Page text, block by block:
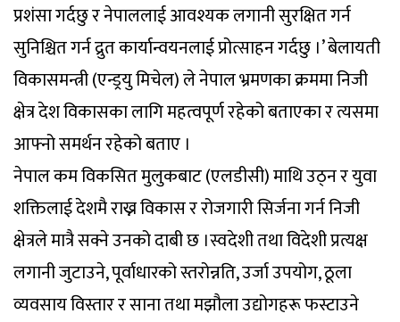
प्रशंसा गर्दछु र नेपाललाई आवश्यक लगानी सुरक्षित गर्न
सुनिश्चित गर्न द्रुत कार्यान्वयनलाई प्रोत्साहन गर्दछु ।’ बेलायती
विकासमन्त्री (एन्ड्रयु मिचेल) ले नेपाल भ्रमणका क्रममा निजी
क्षेत्र देश विकासका लागि महत्वपूर्ण रहेको बताएका र त्यसमा
आफ्नो समर्थन रहेको बताए ।
नेपाल कम विकसित मुलुकबाट (एलडीसी) माथि उठ्न र युवा
शक्तिलाई देशमै राख्न विकास र रोजगारी सिर्जना गर्न निजी
क्षेत्रले मात्रै सक्ने उनको दाबी छ ।स्वदेशी तथा विदेशी प्रत्यक्ष
लगानी जुटाउने, पूर्वाधारको स्तरोन्नति, उर्जा उपयोग, ठूला
व्यवसाय विस्तार र साना तथा मझौला उद्योगहरू फस्टाउने